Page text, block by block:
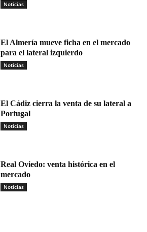
Noticias
El Almería mueve ficha en el mercado
para el lateral izquierdo
Noticias
El Cádiz cierra la venta de su lateral a
Portugal
Noticias
Real Oviedo: venta histórica en el
mercado
Noticias